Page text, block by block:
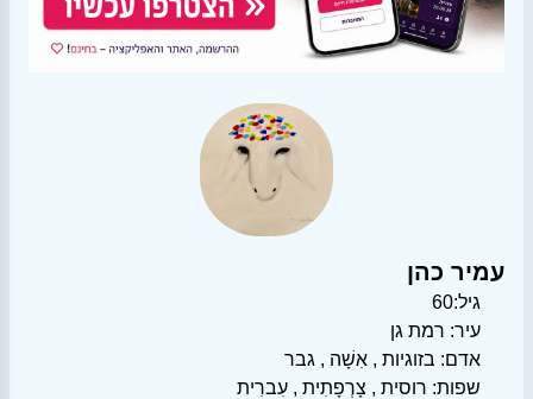
עמיר כהן
גיל:60
עיר: רמת גן
אדם: בזוגיות , אִשָׁה , גבר
שפות: רוסית , צָרְפָתִית , עִברִית